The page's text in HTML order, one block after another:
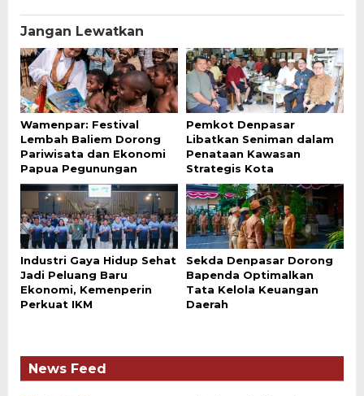
Jangan Lewatkan
Wamenpar: Festival
Lembah Baliem Dorong
Pariwisata dan Ekonomi
Papua Pegunungan
Pemkot Denpasar
Libatkan Seniman dalam
Penataan Kawasan
Strategis Kota
Industri Gaya Hidup Sehat
Jadi Peluang Baru
Ekonomi, Kemenperin
Perkuat IKM
Sekda Denpasar Dorong
Bapenda Optimalkan
Tata Kelola Keuangan
Daerah
News Feed